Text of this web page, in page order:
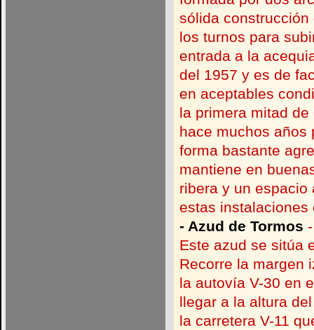
sólida
los turnos para
entrada a la
del 1957 y es de
en aceptables
la primera mitad
hace muchos años
forma bastante
mantiene en
ribera y un espacio
estas
- Azud de Tormos -
Este azud se sitúa
Recorre la margen
la autovía V-30 en
llegar a la altura
la carretera V-11